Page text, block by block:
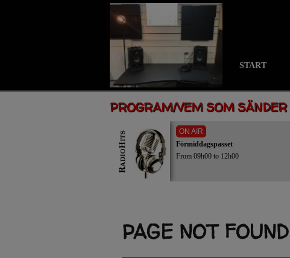
START
PROGRAM/VEM SOM SÄNDER
ON AIR
Förmiddagspasset
From 09h00 to 12h00
PAGE NOT FOUND